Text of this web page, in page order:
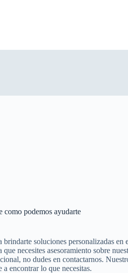
como podemos ayudarte
brindarte soluciones personalizadas en
que necesites asesoramiento sobre
no dudes en contactarnos.
a encontrar lo que necesitas.